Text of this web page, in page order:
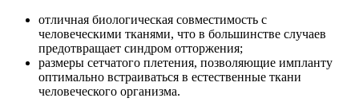
отличная биологическая совместимость с
человеческими тканями, что в большинстве случаев
предотвращает синдром отторжения;
размеры сетчатого плетения, позволяющие импланту
оптимально встраиваться в естественные ткани
человеческого организма.